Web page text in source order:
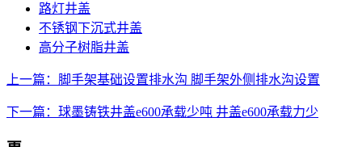
路灯井盖
不锈钢下沉式井盖
高分子树脂井盖
上一篇：脚手架基础设置排水沟 脚手架外侧排水沟设置
下一篇：球墨铸铁井盖e600承载少吨 井盖e600承载力少